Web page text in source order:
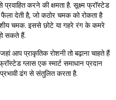
करने की क्षमता है. सूक्ष्म फ्रॉस्टेड
देती है, जो कठोर चमक को रोकता है
चमक. इससे छोटे या गहरे रंग के कमरे
सकते हैं.
आप प्राकृतिक रोशनी तो बढ़ाना चाहते हैं
ग्लास एक स्मार्ट समाधान प्रदान
ढंग से संतुलित करता है.